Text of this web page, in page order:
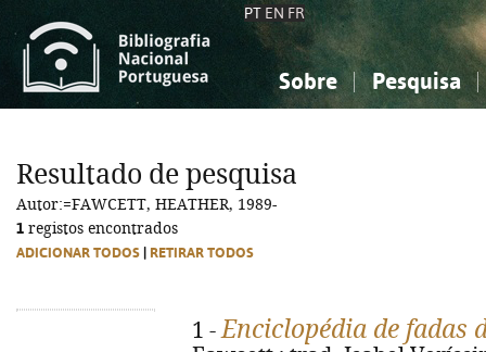
PT EN FR
Sobre Pesquisa
Ciências sociais...
Ciências sociais...
Resultado de pesquisa
Autor:=FAWCETT, HEATHER, 1989-
1 registos encontrados
ADICIONAR TODOS RETIRAR TODOS
1 -Enciclopédia de fadas